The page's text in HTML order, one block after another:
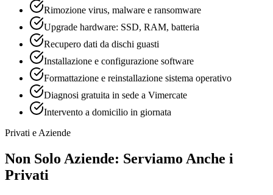
Rimozione virus, malware e ransomware
Upgrade hardware: SSD, RAM, batteria
Recupero dati da dischi guasti
Installazione e configurazione software
Formattazione e reinstallazione sistema operativo
Diagnosi gratuita in sede a Vimercate
Intervento a domicilio in giornata
Privati e Aziende
Non Solo Aziende: Serviamo Anche i
Privati